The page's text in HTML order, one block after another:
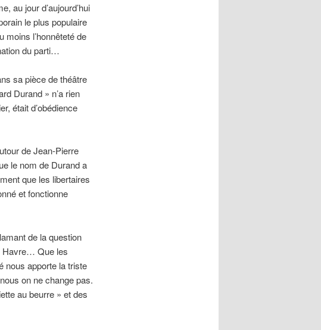
au jour d’aujourd’hui
le plus populaire
moins l’honnêteté de
du parti…
sa pièce de théâtre
Durand » n’a rien
était d’obédience
de Jean-Pierre
le nom de Durand a
que les libertaires
et fonctionne
de la question
Havre… Que les
nous apporte la triste
on ne change pas.
au beurre » et des